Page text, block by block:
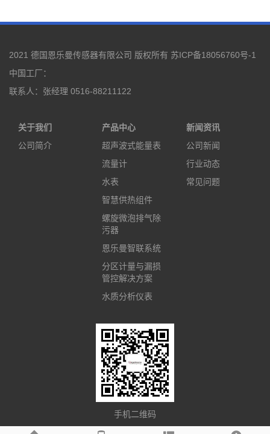
2021 德国恩乐曼传感器有限公司 版权所有 苏ICP备18056760号-1
中国工厂：
联系人：张经理 0516-88211122
关于我们
公司简介
产品中心
超声波式能量表
流量计
水表
智慧供热组件
螺旋微泡排气除
污器
恩乐曼智联系统
分区计量与漏损
管控解决方案
水质分析仪表
新闻资讯
公司新闻
行业动态
常见问题
手机二维码